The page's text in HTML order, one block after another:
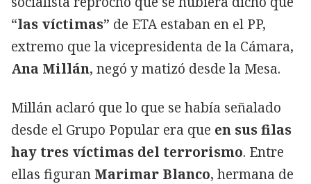
“las víctimas” de ETA estaban en el PP,
extremo que la vicepresidenta de la Cámara,
Ana Millán, negó y matizó desde la Mesa.
Millán aclaró que lo que se había señalado
desde el Grupo Popular era que en sus filas
hay tres víctimas del terrorismo. Entre
ellas figuran Marimar Blanco, hermana de